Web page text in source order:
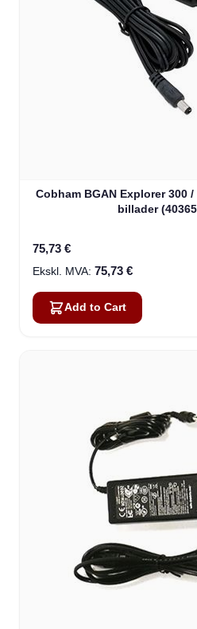
Cobham BGAN Explorer 300 /
billader
75,73 €
75,73 €
Add to Cart